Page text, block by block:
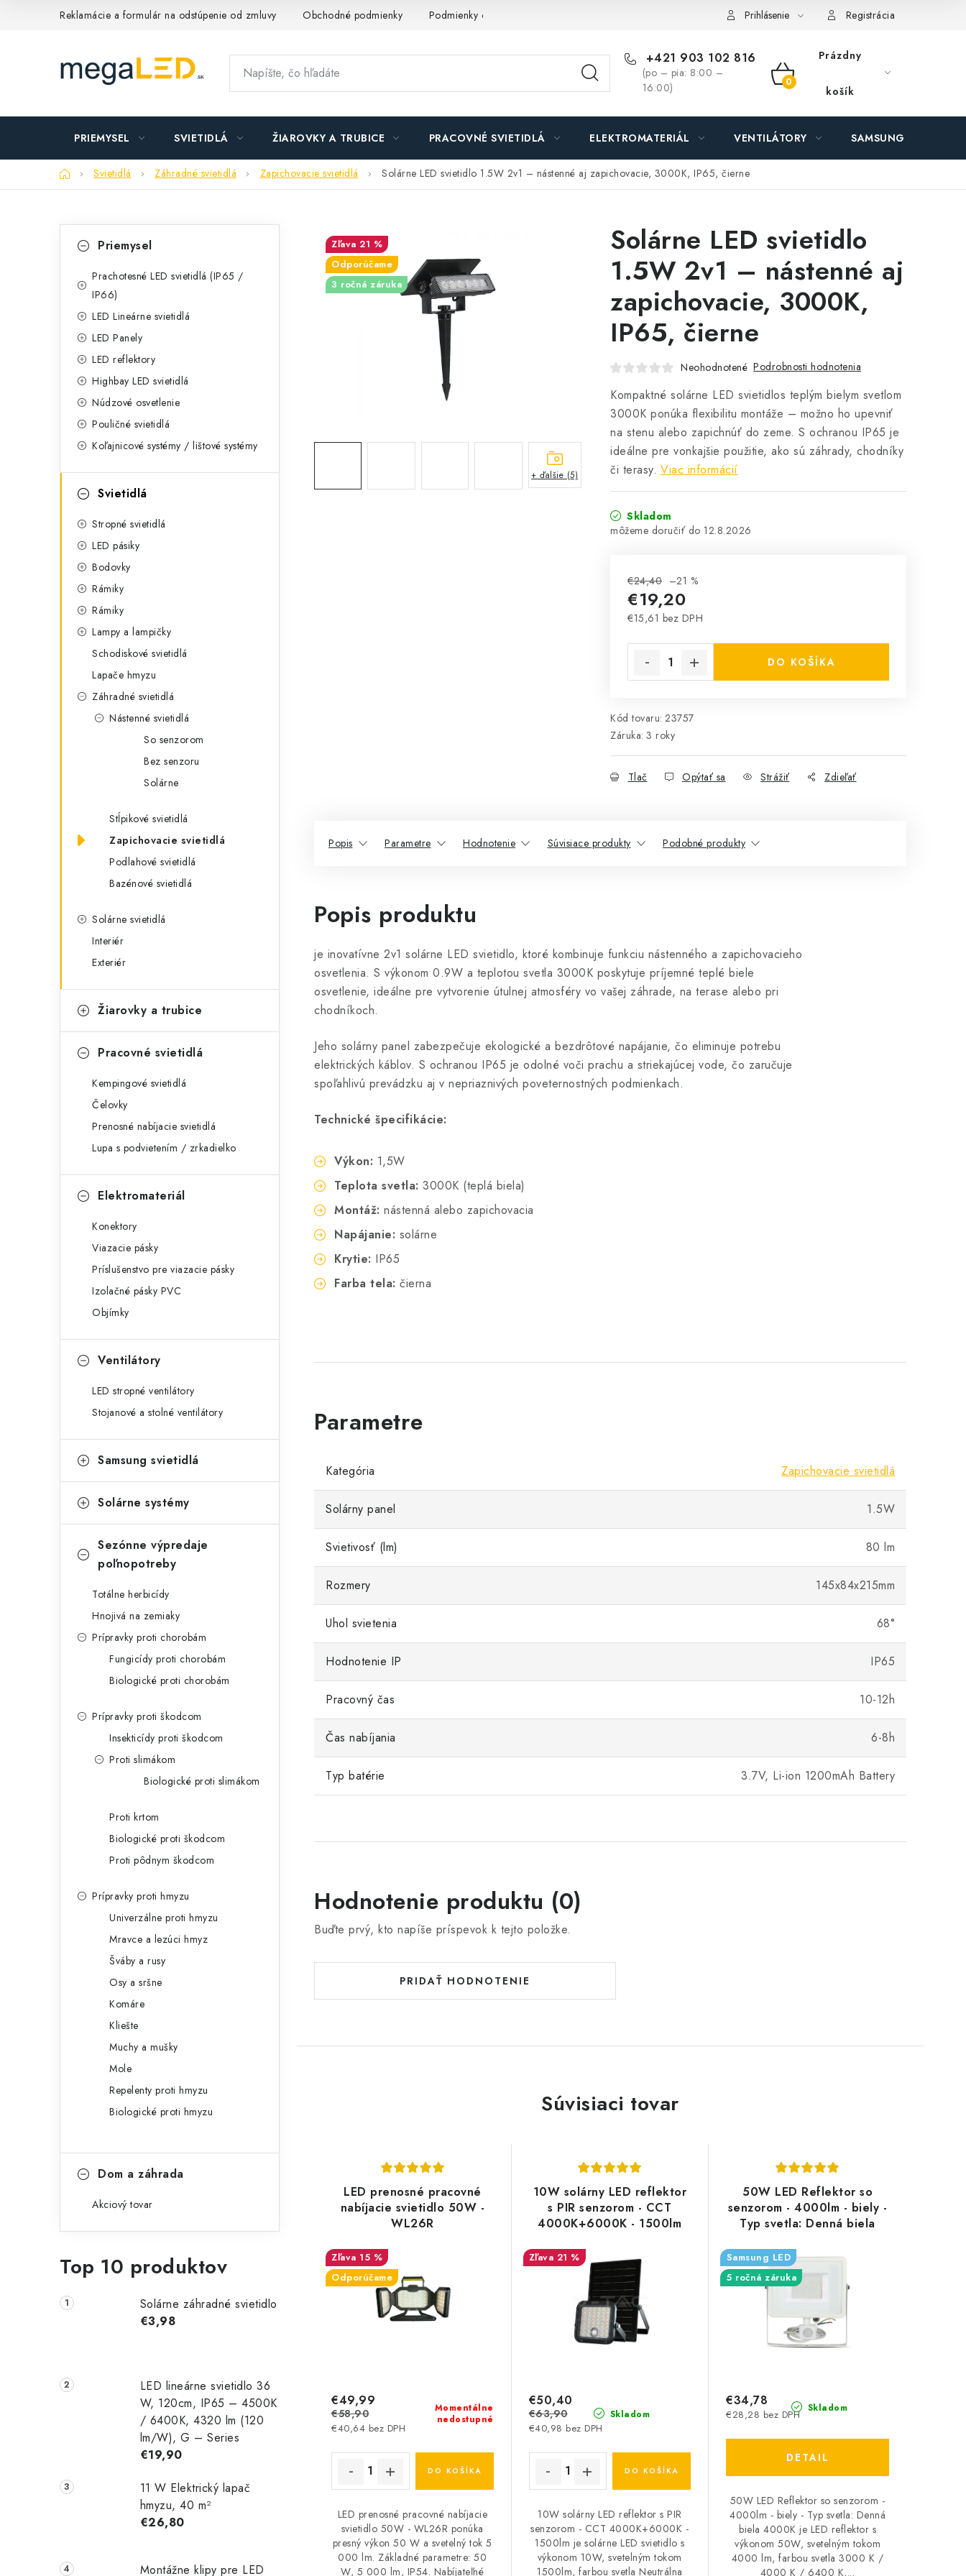
Reklamácie a formulár na odstúpenie od zmluvy Obchodné podmienky Podmienky ochrany osobných údajov O nás - MEGALED & JANTON Zákamenné Zľavy pre profíkov
Prihlásenie Registrácia
+421 903 102 816
(po – pia: 8:00 –
16:00)
NÁKUPNÝ
KOŠÍK
Prázdny
košík
PRIEMYSEL SVIETIDLÁ ŽIAROVKY A TRUBICE PRACOVNÉ SVIETIDLÁ ELEKTROMATERIÁL VENTILÁTORY SAMSUNG SVIETIDLÁ
DomovSvietidlá Záhradné svietidlá Zapichovacie svietidlá Solárne LED svietidlo 1.5W 2v1 – nástenné aj zapichovacie, 3000K, IP65, čierne
l
kategóriePriemysel
Prachotesné LED svietidlá (IP65 /
IP66)
LED Lineárne svietidlá
LED Panely
LED reflektory
Highbay LED svietidlá
Núdzové osvetlenie
Pouličné svietidlá
Koľajnicové systémy / lištové systémy
Svietidlá
Stropné svietidlá
LED pásiky
Bodovky
Rámiky
Rámiky
Lampy a lampičky
Schodiskové svietidlá
Lapače hmyzu
Záhradné svietidlá
Nástenné svietidlá
So senzorom
Bez senzoru
Solárne
Stĺpikové svietidlá
Zapichovacie svietidlá
Podlahové svietidlá
Bazénové svietidlá
Solárne svietidlá
Interiér
Exteriér
Žiarovky a trubice
Pracovné svietidlá
Kempingové svietidlá
Čelovky
Prenosné nabíjacie svietidlá
Lupa s podvietením / zrkadielko
Elektromateriál
Konektory
Viazacie pásky
Príslušenstvo pre viazacie pásky
Izolačné pásky PVC
Objímky
Ventilátory
LED stropné ventilátory
Stojanové a stolné ventilátory
Samsung svietidlá
Solárne systémy
Sezónne výpredaje
poľnopotreby
Totálne herbicídy
Hnojivá na zemiaky
Prípravky proti chorobám
Fungicídy proti chorobám
Biologické proti chorobám
Prípravky proti škodcom
Insekticídy proti škodcom
Proti slimákom
Biologické proti slimákom
Proti krtom
Biologické proti škodcom
Proti pôdnym škodcom
Prípravky proti hmyzu
Univerzálne proti hmyzu
Mravce a lezúci hmyz
Šváby a rusy
Osy a sršne
Komáre
Kliešte
Muchy a mušky
Mole
Repelenty proti hmyzu
Biologické proti hmyzu
Dom a záhrada
Akciový tovar
Top 10 produktov
Solárne záhradné svietidlo
€3,98
LED lineárne svietidlo 36
W, 120cm, IP65 – 4500K
/ 6400K, 4320 lm (120
lm/W), G – Series
€19,90
11 W Elektrický lapač
hmyzu, 40 m²
€26,80
Montážne klipy pre LED
Solárne LED svietidlo
1.5W 2v1 – nástenné aj
zapichovacie, 3000K,
IP65, čierne
Neohodnotené Podrobnosti hodnotenia
Kompaktné solárne LED svietidlos teplým bielym svetlom
3000K ponúka flexibilitu montáže – možno ho upevniť
na stenu alebo zapichnúť do zeme. S ochranou IP65 je
ideálne pre vonkajšie použitie, ako sú záhrady, chodníky
či terasy. Viac informácií
Skladom
12.8.2026
€24,40 –21 %
€19,20
€15,61 bez DPH
DO KOŠÍKA
Kód tovaru: 23757
Záruka: 3 roky
Tlač Opýtať sa Strážiť Zdieľať
21 %
Odporúčame
3 ročná záruka
+ ďalšie (5)
Popis Parametre Hodnotenie Súvisiace produkty Podobné produkty
Popis produktu
je inovatívne 2v1 solárne LED svietidlo, ktoré kombinuje funkciu nástenného a zapichovacieho
osvetlenia. S výkonom 0.9W a teplotou svetla 3000K poskytuje príjemné teplé biele
osvetlenie, ideálne pre vytvorenie útulnej atmosféry vo vašej záhrade, na terase alebo pri
chodníkoch.
Jeho solárny panel zabezpečuje ekologické a bezdrôtové napájanie, čo eliminuje potrebu
elektrických káblov. S ochranou IP65 je odolné voči prachu a striekajúcej vode, čo zaručuje
spoľahlivú prevádzku aj v nepriaznivých poveternostných podmienkach.
Technické špecifikácie:
Výkon: 1,5W
Teplota svetla: 3000K (teplá biela)
Montáž: nástenná alebo zapichovacia
Napájanie: solárne
Krytie: IP65
Farba tela: čierna
Kategória Zapichovacie svietidlá
Solárny panel 1.5W
Svietivosť (lm) 80 lm
Rozmery 145x84x215mm
Uhol svietenia 68°
Hodnotenie IP IP65
Pracovný čas 10-12h
Čas nabíjania 6-8h
Typ batérie 3.7V, Li-ion 1200mAh Battery
Hodnotenie produktu (0)
Buďte prvý, kto napíše príspevok k tejto položke.
PRIDAŤ HODNOTENIE
Súvisiaci tovar
LED prenosné pracovné
nabíjacie svietidlo 50W -
WL26R
15 %
Odporúčame
Momentálne
nedostupné
€40,64 bez DPH
€49,99
€58,90
DO KOŠÍKA
LED prenosné pracovné nabíjacie
svietidlo 50W - WL26R ponúka
presný výkon 50 W a svetelný tok 5
000 lm. Základné parametre: 50
W, 5 000 lm, IP54. Nabíjateľné
10W solárny LED reflektor
s PIR senzorom - CCT
4000K+6000K - 1500lm
21 %
Skladom
€40,98 bez DPH
€50,40
€63,90
DO KOŠÍKA
10W solárny LED reflektor s PIR
senzorom - CCT 4000K+6000K -
1500lm je solárne LED svietidlo s
výkonom 10W, svetelným tokom
1500lm, farbou svetla Neutrálna
50W LED Reflektor so
senzorom - 4000lm - biely -
Typ svetla: Denná biela
Samsung LED
5 ročná záruka
Skladom
€28,28 bez DPH
€34,78
DETAIL
50W LED Reflektor so senzorom -
4000lm - biely - Typ svetla: Denná
biela 4000K je LED reflektor s
výkonom 50W, svetelným tokom
4000 lm, farbou svetla 3000 K /
4000 K / 6400 K,...